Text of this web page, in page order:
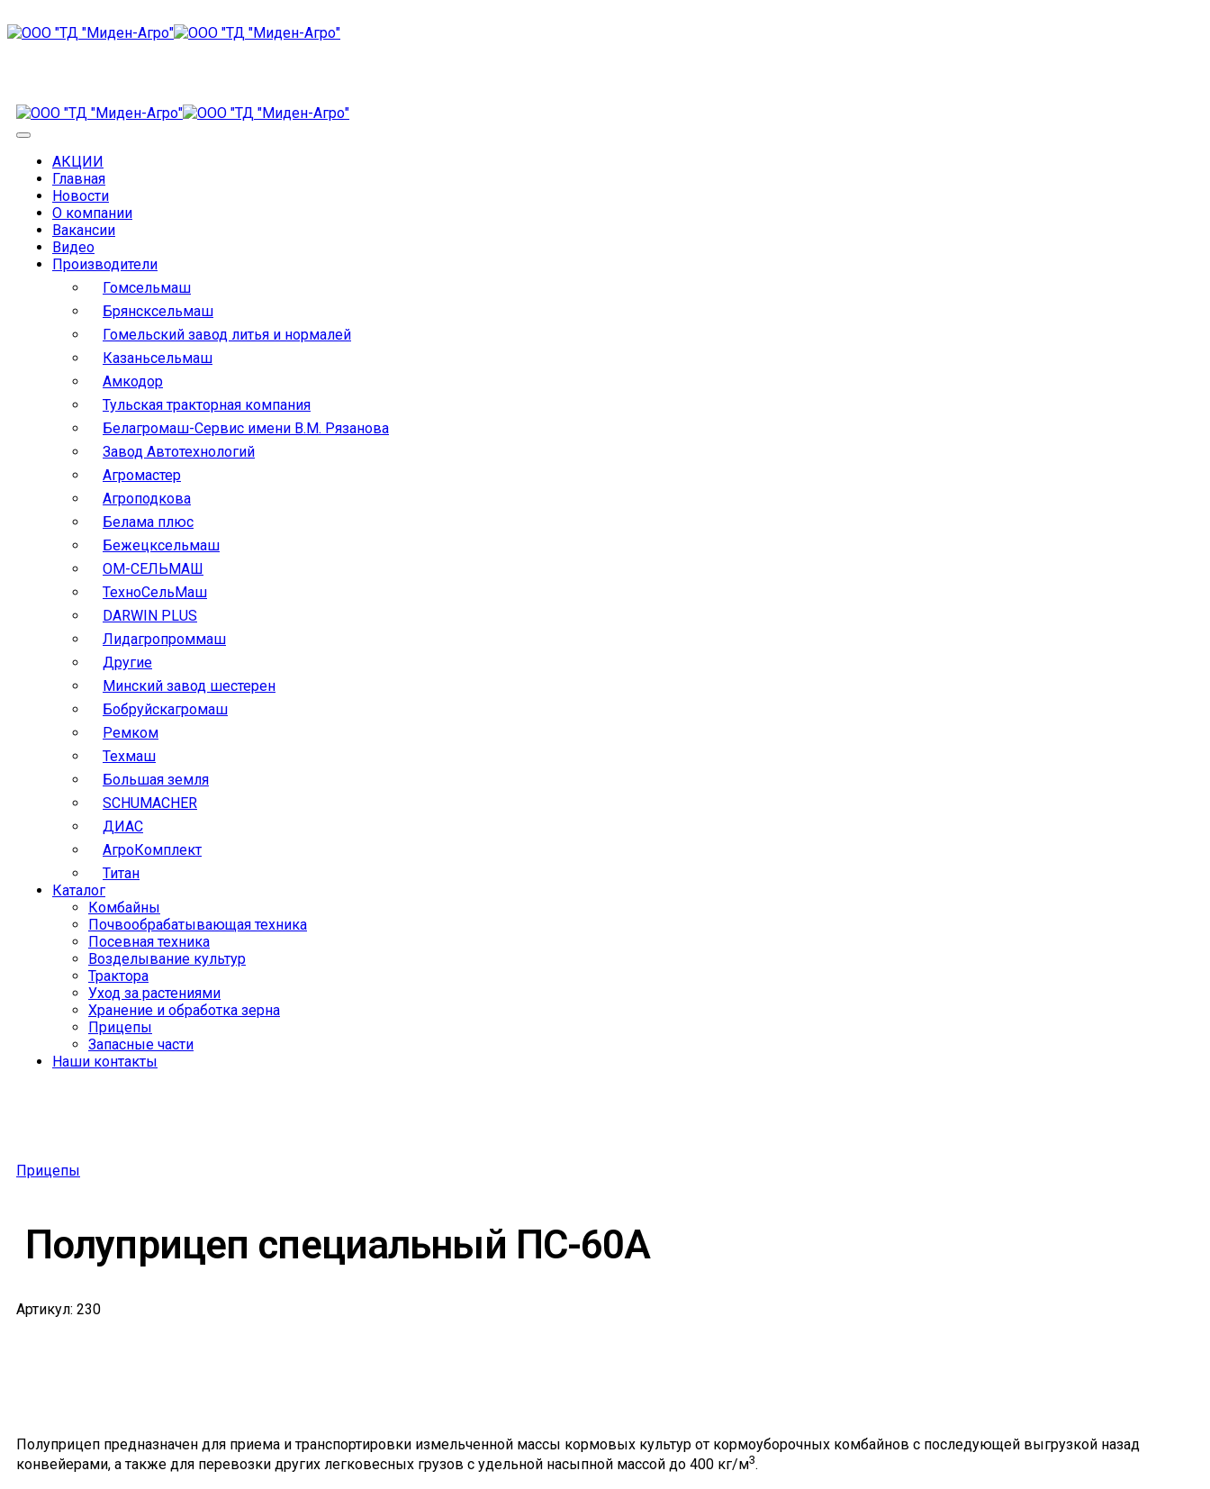
АКЦИИ
Главная
Новости
О компании
Вакансии
Видео
Производители
Гомсельмаш
Брянсксельмаш
Гомельский завод литья и нормалей
Казаньсельмаш
Амкодор
Тульская тракторная компания
Белагромаш-Сервис имени В.М. Рязанова
Завод Автотехнологий
Агромастер
Агроподкова
Белама плюс
Бежецксельмаш
ОМ-СЕЛЬМАШ
ТехноСельМаш
DARWIN PLUS
Лидагропроммаш
Другие
Минский завод шестерен
Бобруйскагромаш
Ремком
Техмаш
Большая земля
SCHUMACHER
ДИАС
АгроКомплект
Титан
Каталог
Комбайны
Почвообрабатывающая техника
Посевная техника
Возделывание культур
Трактора
Уход за растениями
Хранение и обработка зерна
Прицепы
Запасные части
Наши контакты
Прицепы
Полуприцеп специальный ПС-60А
Артикул: 230
Полуприцеп предназначен для приема и транспортировки измельченной массы кормовых культур от кормоуборочных комбайнов с последующей выгрузкой назад
конвейерами, а также для перевозки других легковесных грузов с удельной насыпной массой до 400 кг/м3.